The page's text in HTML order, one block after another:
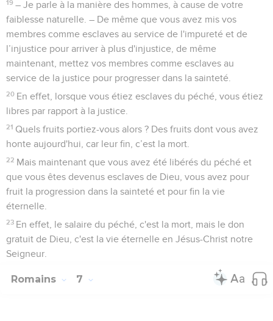
19 – Je parle à la manière des hommes, à cause de votre
faiblesse naturelle. – De même que vous avez mis vos
membres comme esclaves au service de l'impureté et de
l’injustice pour arriver à plus d'injustice, de même
maintenant, mettez vos membres comme esclaves au
service de la justice pour progresser dans la sainteté.
20 En effet, lorsque vous étiez esclaves du péché, vous étiez
libres par rapport à la justice.
21 Quels fruits portiez-vous alors ? Des fruits dont vous avez
honte aujourd'hui, car leur fin, c’est la mort.
22 Mais maintenant que vous avez été libérés du péché et
que vous êtes devenus esclaves de Dieu, vous avez pour
fruit la progression dans la sainteté et pour fin la vie
éternelle.
23 En effet, le salaire du péché, c'est la mort, mais le don
gratuit de Dieu, c'est la vie éternelle en Jésus-Christ notre
Seigneur.
Romains 7